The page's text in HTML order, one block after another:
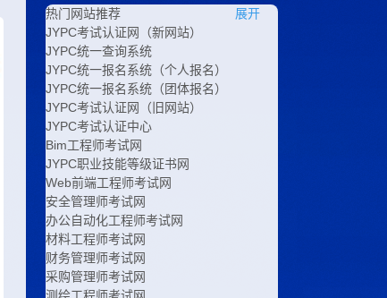
热门网站推荐
展开
JYPC考试认证网（新网站）
JYPC统一查询系统
JYPC统一报名系统（个人报名）
JYPC统一报名系统（团体报名）
JYPC考试认证网（旧网站）
JYPC考试认证中心
Bim工程师考试网
JYPC职业技能等级证书网
Web前端工程师考试网
安全管理师考试网
办公自动化工程师考试网
材料工程师考试网
财务管理师考试网
采购管理师考试网